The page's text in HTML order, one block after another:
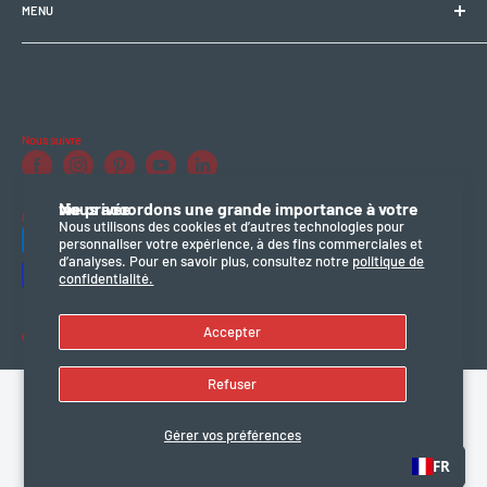
Nous accordons une grande importance à votre vie privée
Nous utilisons des cookies et d’autres technologies pour
personnaliser votre expérience, à des fins commerciales et
d’analyses. Pour en savoir plus, consultez notre politique de
confidentialité.
Gérer vos préférences
Accepter
Refuser
MENU
Condition générale et de service
Politique de remboursement
mention légal
Nous suivre
Nous acceptons
© 2026 Electro Bike Zone
Commerce électronique propulsé par Shopify
FR